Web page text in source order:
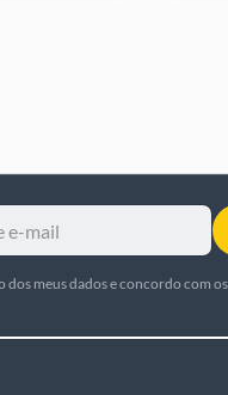
dos meus dados e concordo com